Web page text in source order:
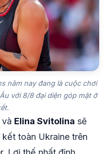
năm nay đang là cuộc chơi
với 8/8 đại diện góp mặt ở
và Elina Svitolina sẽ
toàn Ukraine trên